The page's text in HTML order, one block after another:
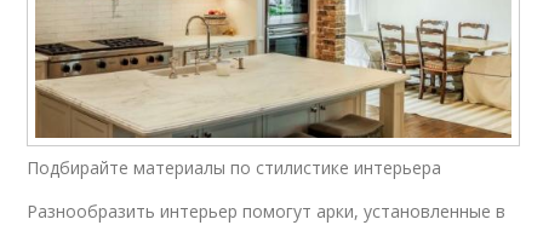
Подбирайте материалы по стилистике интерьера
Разнообразить интерьер помогут арки, установленные в